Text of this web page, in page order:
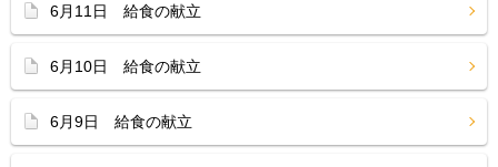
6月11日 給食の献立
6月10日 給食の献立
6月9日 給食の献立